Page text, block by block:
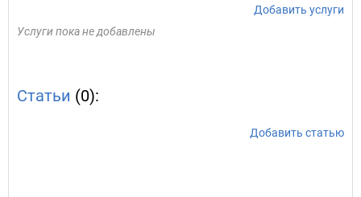
Добавить услуги
Услуги пока не добавлены
Статьи (0):
Добавить статью